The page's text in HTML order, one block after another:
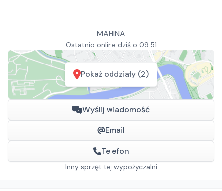
MAHINA
Ostatnio online dziś o 09:51
Pokaż oddziały (2)
Wyślij wiadomość
Email
Telefon
Inny sprzęt tej wypożyczalni